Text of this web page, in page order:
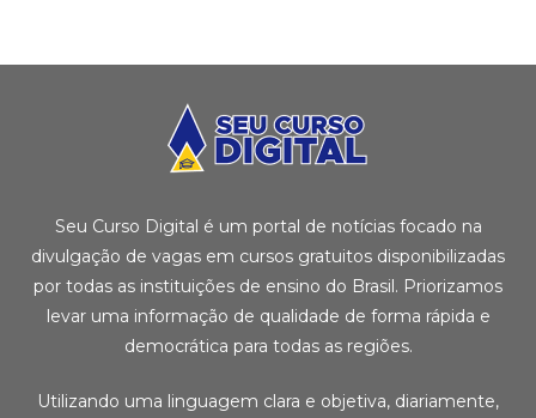
Seu Curso Digital é um portal de notícias focado na
divulgação de vagas em cursos gratuitos disponibilizadas
por todas as instituições de ensino do Brasil. Priorizamos
levar uma informação de qualidade de forma rápida e
democrática para todas as regiões.
Utilizando uma linguagem clara e objetiva, diariamente,